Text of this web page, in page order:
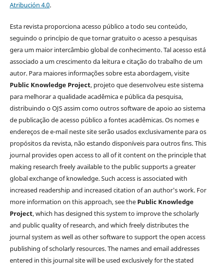
Atribución 4.0.
Esta revista proporciona acesso público a todo seu conteúdo,
seguindo o princípio de que tornar gratuito o acesso a pesquisas
gera um maior intercâmbio global de conhecimento. Tal acesso está
associado a um crescimento da leitura e citação do trabalho de um
autor. Para maiores informações sobre esta abordagem, visite
Public Knowledge Project, projeto que desenvolveu este sistema
para melhorar a qualidade acadêmica e pública da pesquisa,
distribuindo o OJS assim como outros software de apoio ao sistema
de publicação de acesso público a fontes acadêmicas. Os nomes e
endereços de e-mail neste site serão usados exclusivamente para os
propósitos da revista, não estando disponíveis para outros fins. This
journal provides open access to all of it content on the principle that
making research freely available to the public supports a greater
global exchange of knowledge. Such access is associated with
increased readership and increased citation of an author's work. For
more information on this approach, see the Public Knowledge
Project, which has designed this system to improve the scholarly
and public quality of research, and which freely distributes the
journal system as well as other software to support the open access
publishing of scholarly resources. The names and email addresses
entered in this journal site will be used exclusively for the stated